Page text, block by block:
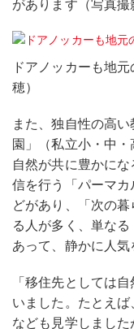
があります（写真撮
ドアノッカーも地
穂）
また、独自性の高
園」（私立小・中
自然が共に豊かに
信を行う「パーマ
どがあり、「次の
る人が多く、単な
あって、静かに人気
「移住先としては
いました。たとえ
なども見学しまし